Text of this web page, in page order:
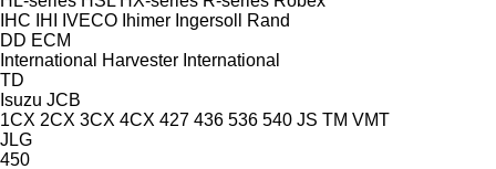
IHC
IHI IVECO Ihimer Ingersoll Rand
DD ECM
International Harvester International
TD
Isuzu JCB
1CX 2CX 3CX 4CX 427 436 536 540 JS TM VMT
JLG
450